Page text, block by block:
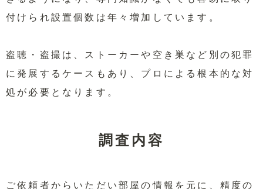
付けられ設置個数は年々増加しています。
盗聴・盗撮は、ストーカーや空き巣など別の犯罪
に発展するケースもあり、プロによる根本的な対
処が必要となります。
調査内容
ご依頼者からいただい部屋の情報を元に、精度の